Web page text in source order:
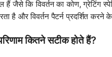
हैं जैसे कि विवर्तन का कोण, ग्रेटिंग
है और विवर्तन पैटर्न प्रदर्शित करने
कितने सटीक होते हैं?